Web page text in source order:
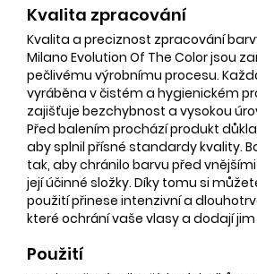
Kvalita zpracování
Kvalita a preciznost zpracování
Milano Evolution Of The Color jsou
pečlivému výrobnímu procesu.
vyráběna v čistém a hygienickém
zajišťuje bezchybnost a vysokou
Před balením prochází produkt
aby splnil přísné standardy kvality.
tak, aby chránilo barvu před
její účinné složky. Díky tomu si
použití přinese intenzivní a
které ochrání vaše vlasy a dodají
Použití